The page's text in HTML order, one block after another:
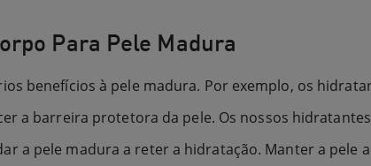
Para Pele Madura
benefícios à pele madura. Por exemplo, os
a barreira protetora da pele. Os nossos
a pele madura a reter a hidratação. Manter a pele